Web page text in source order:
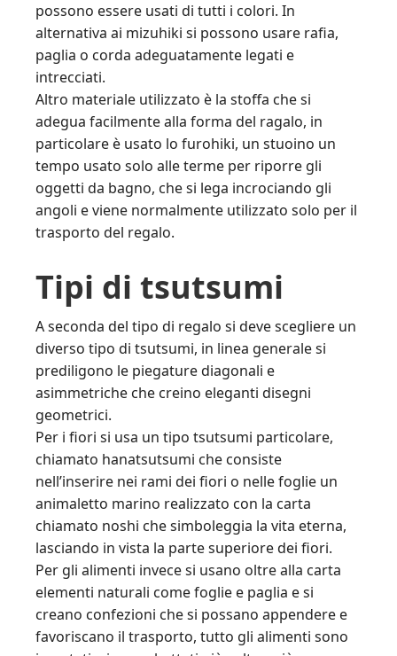
possono essere usati di tutti i colori. In
alternativa ai mizuhiki si possono usare rafia,
paglia o corda adeguatamente legati e
intrecciati.
Altro materiale utilizzato è la stoffa che si
adegua facilmente alla forma del ragalo, in
particolare è usato lo furohiki, un stuoino un
tempo usato solo alle terme per riporre gli
oggetti da bagno, che si lega incrociando gli
angoli e viene normalmente utilizzato solo per il
trasporto del regalo.
Tipi di tsutsumi
A seconda del tipo di regalo si deve scegliere un
diverso tipo di tsutsumi, in linea generale si
prediligono le piegature diagonali e
asimmetriche che creino eleganti disegni
geometrici.
Per i fiori si usa un tipo tsutsumi particolare,
chiamato hanatsutsumi che consiste
nell’inserire nei rami dei fiori o nelle foglie un
animaletto marino realizzato con la carta
chiamato noshi che simboleggia la vita eterna,
lasciando in vista la parte superiore dei fiori.
Per gli alimenti invece si usano oltre alla carta
elementi naturali come foglie e paglia e si
creano confezioni che si possano appendere e
favoriscano il trasporto, tutto gli alimenti sono